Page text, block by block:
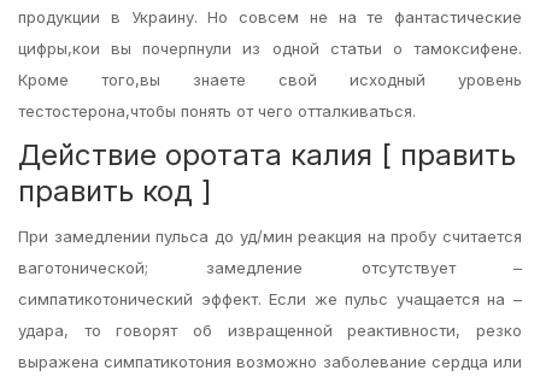
продукции в Украину. Но совсем не на те фантастические
цифры,кои вы почерпнули из одной статьи о тамоксифене.
Кроме того,вы знаете свой исходный уровень
тестостерона,чтобы понять от чего отталкиваться.
Действие оротата калия [ править
править код ]
При замедлении пульса до уд/мин реакция на пробу считается
ваготонической; замедление отсутствует –
симпатикотонический эффект. Если же пульс учащается на –
удара, то говорят об извращенной реактивности, резко
выражена симпатикотония возможно заболевание сердца или